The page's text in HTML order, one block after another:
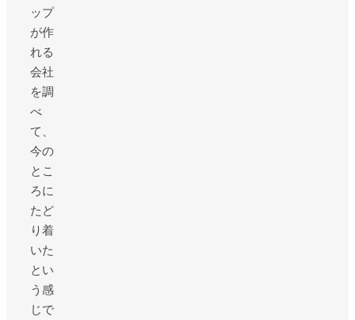
ップ
が作
れる
会社
を調
べ
て、
今の
とこ
ろに
たど
り着
いた
とい
う感
じで